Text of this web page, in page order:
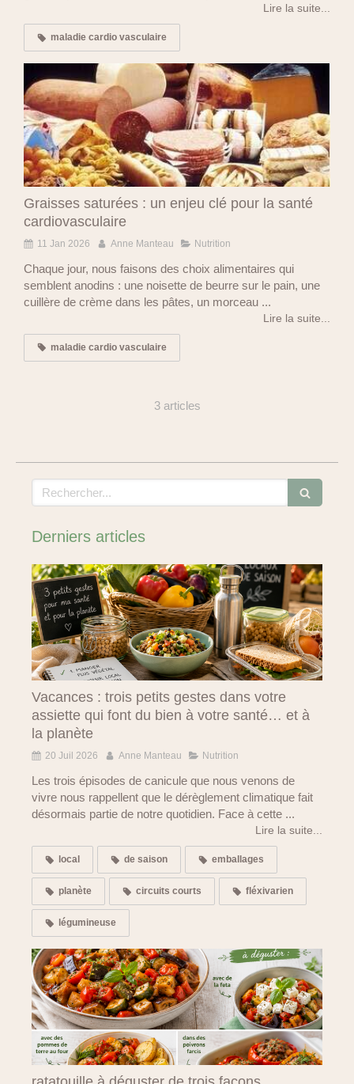
Lire la suite...
maladie cardio vasculaire
Graisses saturées : un enjeu clé pour la santé
cardiovasculaire
11 Jan 2026 Anne Manteau Nutrition
Chaque jour, nous faisons des choix alimentaires qui
semblent anodins : une noisette de beurre sur le pain, une
cuillère de crème dans les pâtes, un morceau ...
Lire la suite...
maladie cardio vasculaire
3 articles
Rechercher
Derniers articles
Vacances : trois petits gestes dans votre
assiette qui font du bien à votre santé… et à
la planète
20 Juil 2026 Anne Manteau Nutrition
Les trois épisodes de canicule que nous venons de
vivre nous rappellent que le dérèglement climatique fait
désormais partie de notre quotidien. Face à cette ...
Lire la suite...
local de saison emballages
planète circuits courts fléxivarien
légumineuse